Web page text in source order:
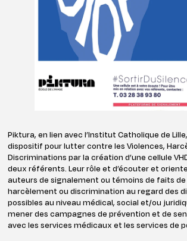
Piktura, en lien avec l’Institut Catholique de
dispositif pour lutter contre les Violences,
Discriminations par la création d’une cellule
deux référents. Leur rôle et d’écouter et
auteurs de signalement ou témoins de faits de
harcèlement ou discrimination au regard des
possibles au niveau médical, social et/ou
mener des campagnes de prévention et de
avec les services médicaux et les services de